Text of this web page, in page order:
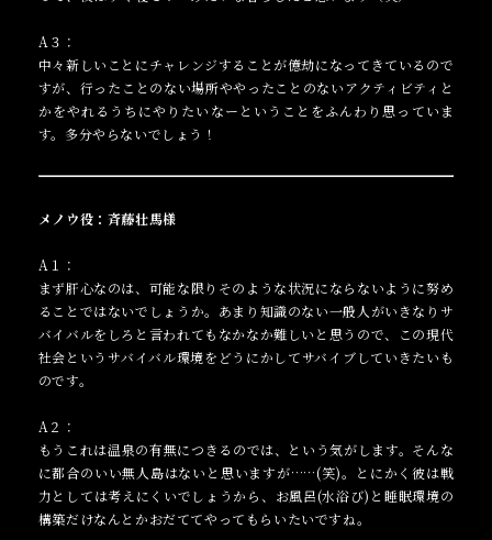
A３：
中々新しいことにチャレンジすることが億劫になってきているので
すが、行ったことのない場所ややったことのないアクティビティと
かをやれるうちにやりたいなーということをふんわり思っていま
す。多分やらないでしょう！
メノウ役：斉藤壮馬様
A１：
まず肝心なのは、可能な限りそのような状況にならないように努め
ることではないでしょうか。あまり知識のない一般人がいきなりサ
バイバルをしろと言われてもなかなか難しいと思うので、この現代
社会というサバイバル環境をどうにかしてサバイブしていきたいも
のです。
A２：
もうこれは温泉の有無につきるのでは、という気がします。そんな
に都合のいい無人島はないと思いますが……(笑)。とにかく彼は戦
力としては考えにくいでしょうから、お風呂(水浴び)と睡眠環境の
構築だけなんとかおだててやってもらいたいですね。